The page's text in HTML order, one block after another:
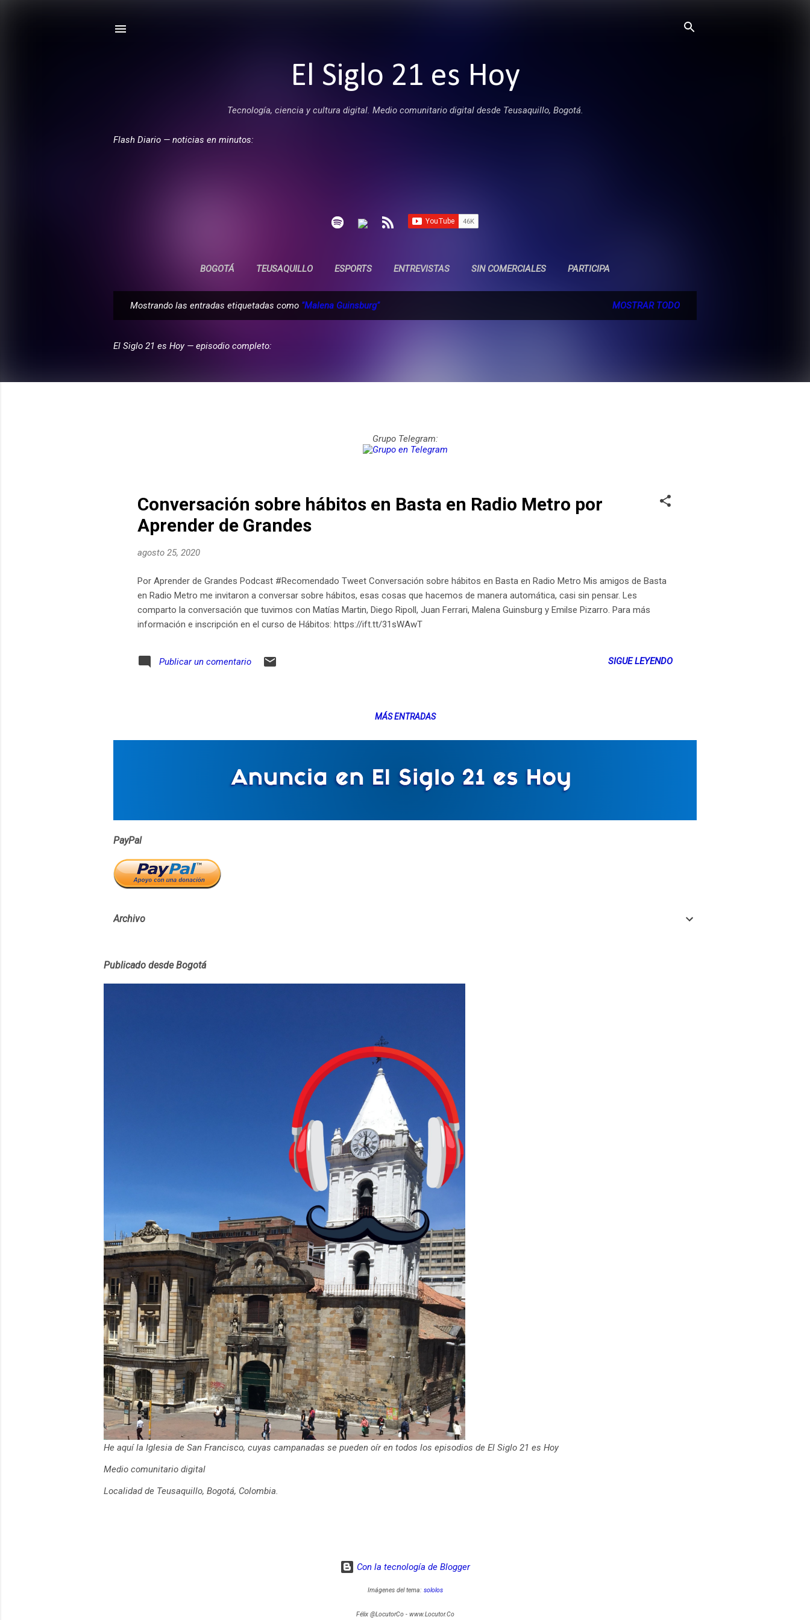
El Siglo 21 es Hoy
Tecnología, ciencia y cultura digital. Medio comunitario digital desde Teusaquillo, Bogotá.
Flash Diario — noticias en minutos:
BOGOTÁ TEUSAQUILLO ESPORTS ENTREVISTAS SIN COMERCIALES PARTICIPA
t
Mostrando las entradas etiquetadas como "Malena Guinsburg" MOSTRAR TODO
El Siglo 21 es Hoy — episodio completo:
Grupo Telegram:
Conversación sobre hábitos en Basta en Radio Metro por
Aprender de Grandes
agosto 25, 2020
Por Aprender de Grandes Podcast #Recomendado Tweet Conversación sobre hábitos en Basta en Radio Metro Mis amigos de Basta
en Radio Metro me invitaron a conversar sobre hábitos, esas cosas que hacemos de manera automática, casi sin pensar. Les
comparto la conversación que tuvimos con Matías Martin, Diego Ripoll, Juan Ferrari, Malena Guinsburg y Emilse Pizarro. Para más
información e inscripción en el curso de Hábitos: https://ift.tt/31sWAwT
Publicar un comentario SIGUE LEYENDO
MÁS ENTRADAS
PayPal
Archivo
Publicado desde Bogotá
He aquí la Iglesia de San Francisco, cuyas campanadas se pueden oír en todos los episodios de El Siglo 21 es Hoy
Medio comunitario digital
Localidad de Teusaquillo, Bogotá, Colombia.
Con la tecnología de Blogger
Imágenes del tema: sololos
Félix @LocutorCo - www.Locutor.Co